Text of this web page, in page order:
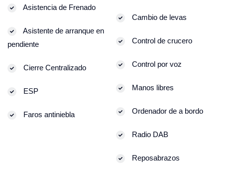
Asistencia de Frenado
Asistente de arranque en
pendiente
Cierre Centralizado
ESP
Faros antiniebla
Cambio de levas
Control de crucero
Control por voz
Manos libres
Ordenador de a bordo
Radio DAB
Reposabrazos